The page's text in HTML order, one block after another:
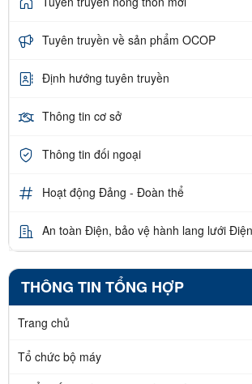
Tuyên truyền về sản phẩm OCOP
Định hướng tuyên truyền
Thông tin cơ sở
Thông tin đối ngoại
Hoạt động Đảng - Đoàn thể
An toàn Điện, bảo vệ hành lang lưới
THÔNG TIN TỔNG HỢP
Trang chủ
Tổ chức bộ máy